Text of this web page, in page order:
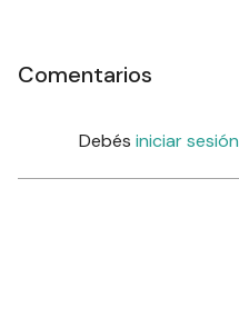
Comentarios
Debés iniciar sesión